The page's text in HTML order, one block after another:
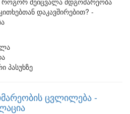
დაკავშირებით? -
პასუხზე
ცვლილება -